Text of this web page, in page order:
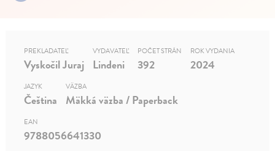
PREKLADATEĽ
Vyskočil Juraj
VYDAVATEĽ
Lindeni
POČET STRÁN
392
ROK VYDANIA
2024
JAZYK
Čeština
VÄZBA
Mäkká väzba / Paperback
EAN
9788056641330